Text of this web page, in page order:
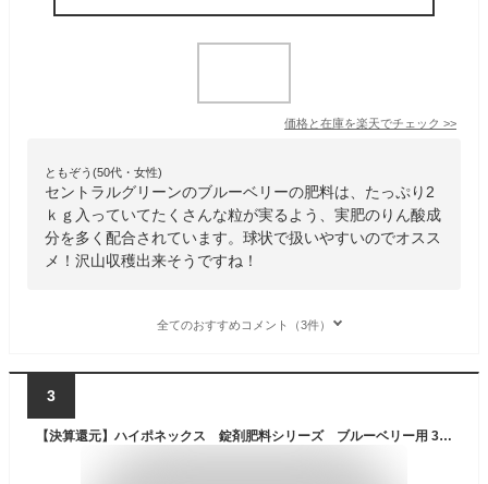
価格と在庫を楽天でチェック >>
ともぞう(50代・女性)
セントラルグリーンのブルーベリーの肥料は、たっぷり2
ｋｇ入っていてたくさんな粒が実るよう、実肥のりん酸成
分を多く配合されています。球状で扱いやすいのでオスス
メ！沢山収穫出来そうですね！
全てのおすすめコメント（3件）
3
【決算還元】ハイポネックス 錠剤肥料シリーズ ブルーベリー用 30錠入り 鉢の上に置くだけのブルーベリー専用の肥料 ( 4977517148012 )※無くなり次第終了